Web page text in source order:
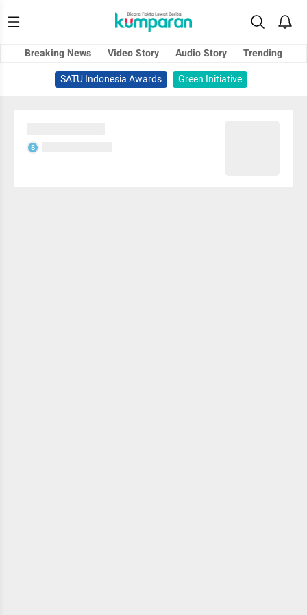
Breaking News Video Story Audio Story
Trending
SATU Indonesia Awards
Green Initiative
S